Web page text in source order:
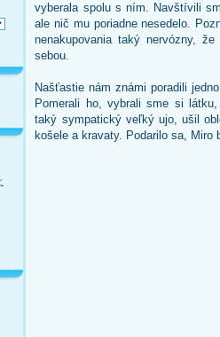
vyberala spolu s ním. Navštívili
ale nič mu poriadne nesedelo.
nenakupovania taký nervózny,
sebou.
Našťastie nám známi poradili
Pomerali ho, vybrali sme si
taký sympatický veľký ujo, ušil
košele a kravaty. Podarilo sa,